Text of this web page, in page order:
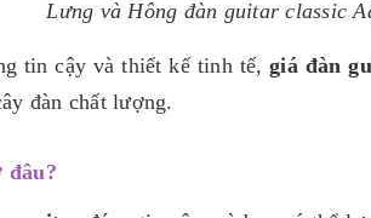
Lưng và Hông đàn guitar classic
tin cậy và thiết kế tinh tế,giá đàn
đàn chất lượng.
đâu?